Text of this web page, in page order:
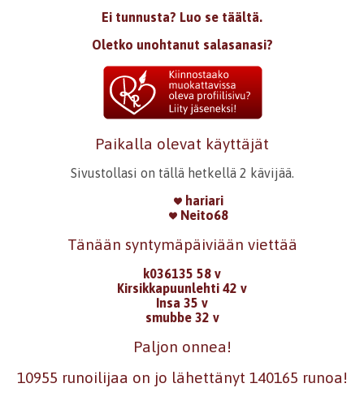
Ei tunnusta? Luo se täältä.
Oletko unohtanut salasanasi?
Paikalla olevat käyttäjät
Sivustollasi on tällä hetkellä 2 kävijää.
hariari
Neito68
Tänään syntymäpäiviään viettää
k036135 58 v
Kirsikkapuunlehti 42 v
Insa 35 v
smubbe 32 v
Paljon onnea!
10955 runoilijaa on jo lähettänyt 140165 runoa!